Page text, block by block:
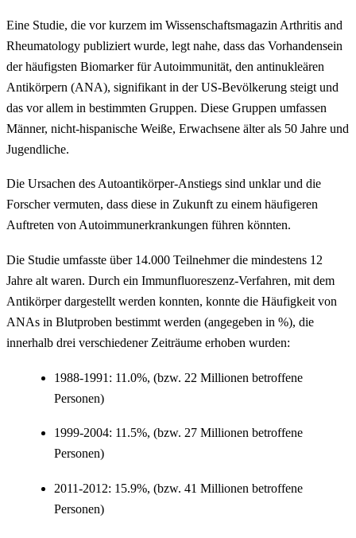
Eine Studie, die vor kurzem im Wissenschaftsmagazin Arthritis and
Rheumatology publiziert wurde, legt nahe, dass das Vorhandensein
der häufigsten Biomarker für Autoimmunität, den antinukleären
Antikörpern (ANA), signifikant in der US-Bevölkerung steigt und
das vor allem in bestimmten Gruppen. Diese Gruppen umfassen
Männer, nicht-hispanische Weiße, Erwachsene älter als 50 Jahre und
Jugendliche.
Die Ursachen des Autoantikörper-Anstiegs sind unklar und die
Forscher vermuten, dass diese in Zukunft zu einem häufigeren
Auftreten von Autoimmunerkrankungen führen könnten.
Die Studie umfasste über 14.000 Teilnehmer die mindestens 12
Jahre alt waren. Durch ein Immunfluoreszenz-Verfahren, mit dem
Antikörper dargestellt werden konnten, konnte die Häufigkeit von
ANAs in Blutproben bestimmt werden (angegeben in %), die
innerhalb drei verschiedener Zeiträume erhoben wurden:
1988-1991: 11.0%, (bzw. 22 Millionen betroffene
Personen)
1999-2004: 11.5%, (bzw. 27 Millionen betroffene
Personen)
2011-2012: 15.9%, (bzw. 41 Millionen betroffene
Personen)